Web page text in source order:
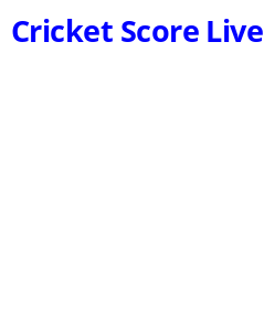
Cricket Score Live